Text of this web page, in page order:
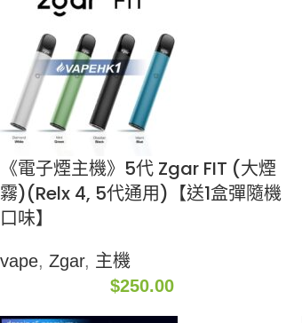
《電子煙主機》5代 Zgar FIT (大煙
霧)(Relx 4, 5代通用)【送1盒彈隨機
口味】
vape, Zgar, 主機
$250.00